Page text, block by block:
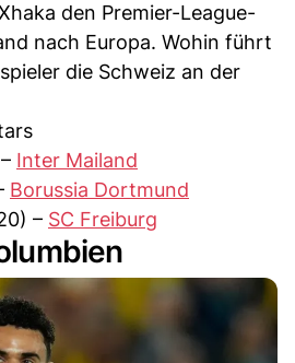
den Premier-League-
nach Europa. Wohin führt
die Schweiz an der
Inter Mailand
Borussia Dortmund
– SC Freiburg